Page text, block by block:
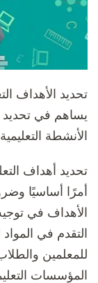
تحديد الأهداف
يساهم في تحديد
الأنشطة
تحديد أهداف
أمرًا أساسيًا
الأهداف في
التقدم في
للمعلمين
المؤسسات